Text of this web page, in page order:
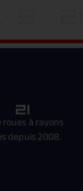
à rayons
depuis 2008.